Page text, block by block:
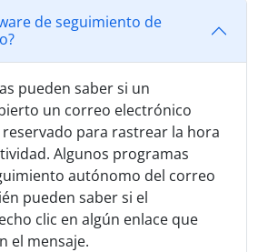
de seguimiento de
pueden saber si un
un correo electrónico
reservado para rastrear la hora
Algunos programas
autónomo del correo
pueden saber si el
clic en algún enlace que
el mensaje.